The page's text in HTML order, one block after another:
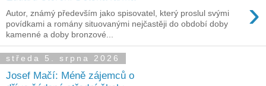
›
Autor, známý především jako spisovatel, který proslul svými
povídkami a romány situovanými nejčastěji do období doby
kamenné a doby bronzové...
středa 5. srpna 2026
Josef Mačí: Méně zájemců o